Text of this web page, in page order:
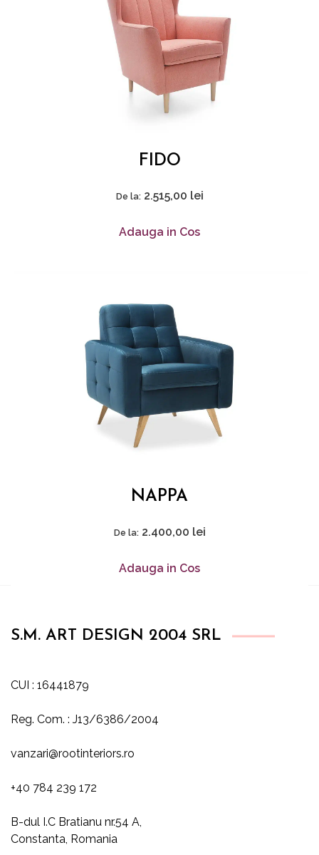
FIDO
De la: 2.515,00 lei
Adauga in Cos
NAPPA
De la: 2.400,00 lei
Adauga in Cos
S.M. ART DESIGN 2004 SRL
CUI : 16441879
Reg. Com. : J13/6386/2004
vanzari@rootinteriors.ro
+40 784 239 172
B-dul I.C Bratianu nr.54 A,
Constanta, Romania